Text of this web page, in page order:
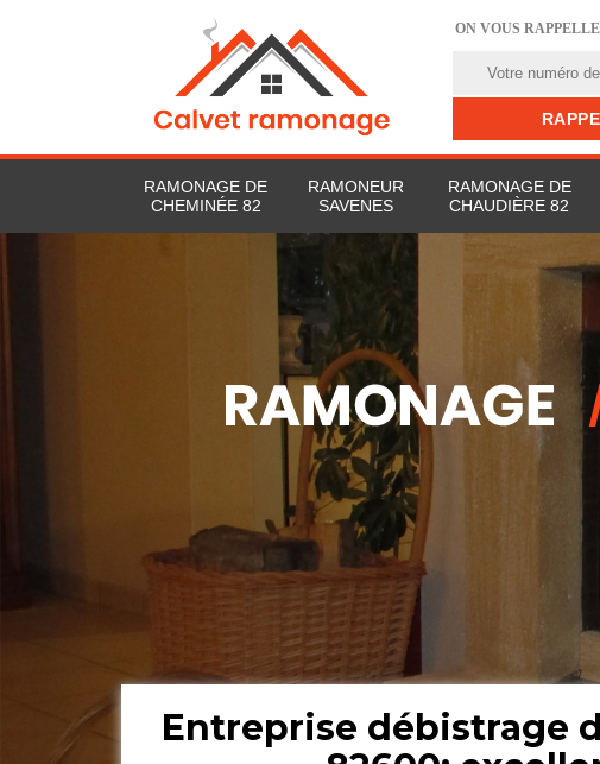
ON VOUS
RAMONAGE DE
CHEMINÉE 82
RAMONEUR
SAVENES
RAMONAGE DE
CHAUDIÈRE 82
Entreprise débistrage